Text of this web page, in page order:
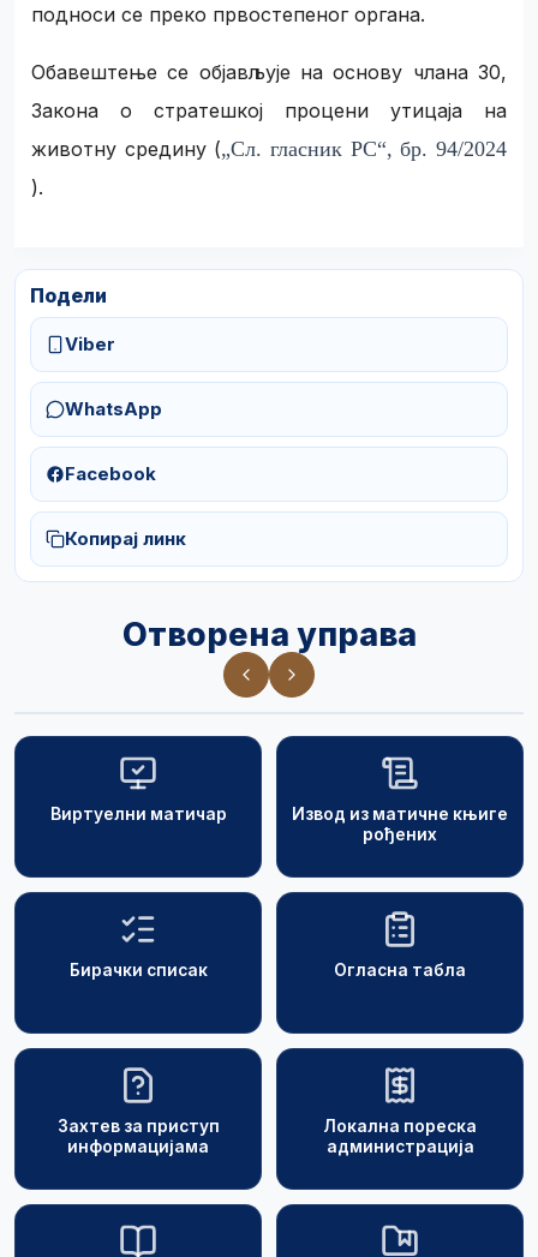
подноси се преко првостепеног органа.
Обавештење се објављује на основу члана 30,
Закона о стратешкој процени утицаја на
животну средину („Сл. гласник РС“, бр. 94/2024
).
Подели
Viber
WhatsApp
Facebook
Копирај линк
Отворена управа
Виртуелни матичар
Извод из матичне књиге
рођених
Бирачки списак Огласна табла
Захтев за приступ
информацијама
Локална пореска
администрација